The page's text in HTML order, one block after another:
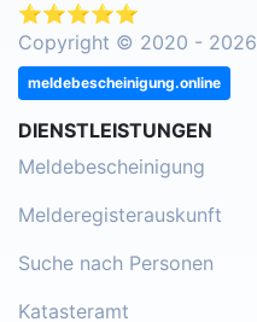
⭐⭐⭐⭐⭐
Copyright © 2020 - 2026
meldebescheinigung.online
DIENSTLEISTUNGEN
Meldebescheinigung
Melderegisterauskunft
Suche nach Personen
Katasteramt